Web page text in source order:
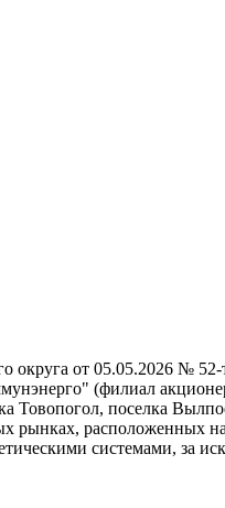
округа от 05.05.2026 № 52-
(филиал
Товопогол, поселка
расположенных на
системами, за